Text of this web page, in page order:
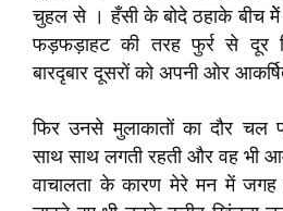
चुहल से । हँसी के बोदे ठहाके बीच
फड़फड़ाहट की तरह फुर्र से दूर
बारदृबार दूसरों को अपनी ओर
फिर उनसे मुलाकातों का दौर चल
साथ साथ लगती रहती और वह भी
वाचालता के कारण मेरे मन में